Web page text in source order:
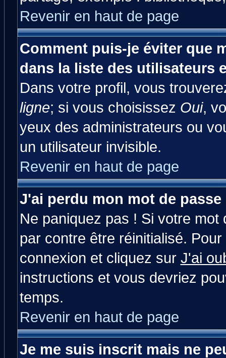
Revenir en haut de page
Comment puis-je éviter que
dans la liste des utilisateurs
Dans votre profil, vous
ligne; si vous choisissez Oui,
yeux des administrateurs ou
un utilisateur invisible.
Revenir en haut de page
J'ai perdu mon mot de passe
Ne paniquez pas ! Si votre
par contre être réinitialisé.
connexion et cliquez sur J'ai
instructions et vous devriez
temps.
Revenir en haut de page
Je me suis inscrit mais ne